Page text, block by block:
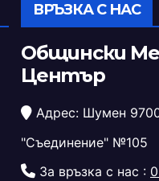
ВРЪЗКА С НАС
Общински
Център
Адрес: Шумен
"Съединение" №105
За връзка с нас :